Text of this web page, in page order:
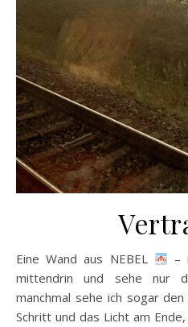
Eine Wand aus NEBEL
–
mittendrin und sehe nur
manchmal sehe ich sogar
Schritt und das Licht am